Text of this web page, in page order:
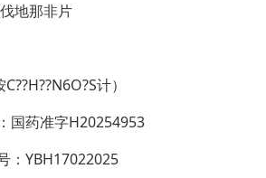
地那非片
计）
国药准字H20254953
：YBH17022025